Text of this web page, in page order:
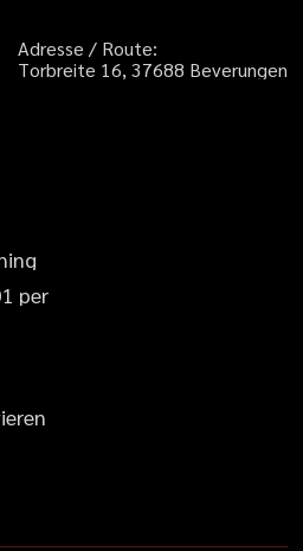
Adresse / Route:
Torbreite 16, 37688 Beverungen
ing
1 per
ieren